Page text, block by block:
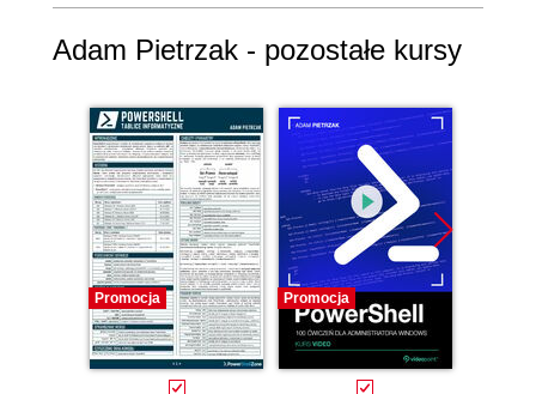
Adam Pietrzak - pozostałe kursy
Promocja Promocja